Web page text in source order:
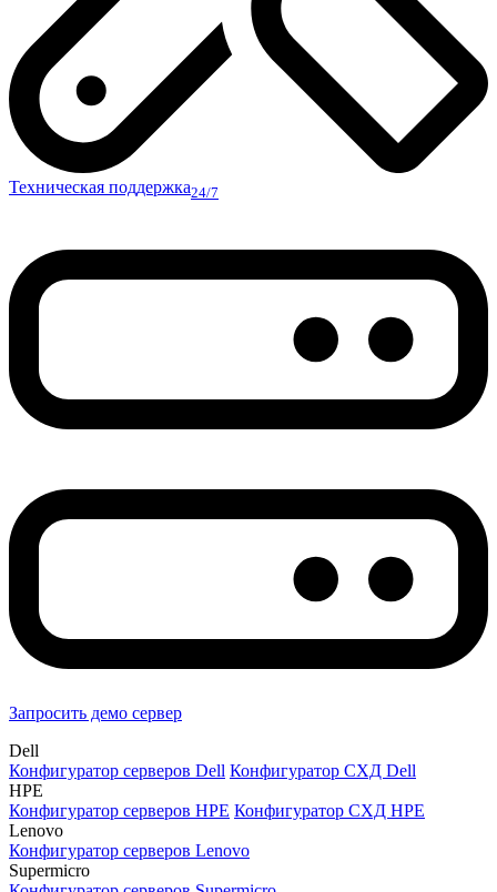
Техническая поддержка24/7
Запросить демо сервер
Dell
Конфигуратор серверов Dell Конфигуратор СХД Dell
HPE
Конфигуратор серверов HPE Конфигуратор СХД HPE
Lenovo
Конфигуратор серверов Lenovo
Supermicro